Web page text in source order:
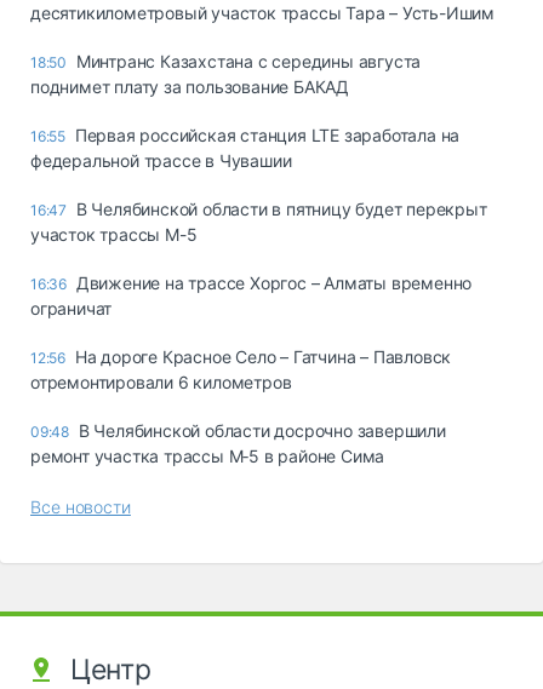
десятикилометровый участок трассы Тара – Усть-Ишим
18:50
Минтранс Казахстана с середины августа
поднимет плату за пользование БАКАД
16:55 Первая российская станция LTE заработала на
федеральной трассе в Чувашии
16:47
В Челябинской области в пятницу будет перекрыт
участок трассы М-5
16:36 Движение на трассе Хоргос – Алматы временно
ограничат
12:56 На дороге Красное Село – Гатчина – Павловск
отремонтировали 6 километров
09:48 В Челябинской области досрочно завершили
ремонт участка трассы М‑5 в районе Сима
Все новости
Центр